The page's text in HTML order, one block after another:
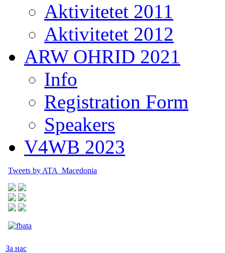
Aktivitetet 2011
Aktivitetet 2012
ARW OHRID 2021
Info
Registration Form
Speakers
V4WB 2023
Tweets by ATA_Macedonia
За нас